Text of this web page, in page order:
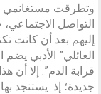
وتطرقت مستغانمي
التواصل
إليهم بعد أن كانت
العائلي” الأدبي
قرابة الدم”. إلا أن
جديدة؛ إذ يستنجد